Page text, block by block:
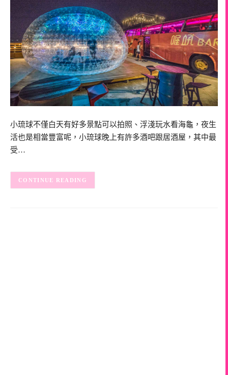
小琉球不僅白天有好多景點可以拍照、浮淺玩水看海龜，夜生
活也是相當豐富呢，小琉球晚上有許多酒吧跟居酒屋，其中最
受…
CONTINUE READING